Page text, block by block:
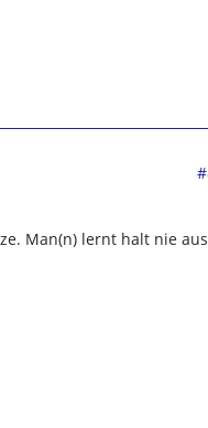
Man(n) lernt halt nie aus